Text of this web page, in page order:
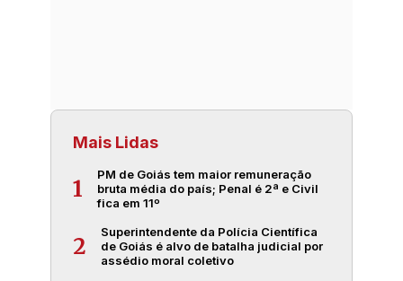
Mais Lidas
1
PM de Goiás tem maior remuneração
bruta média do país; Penal é 2ª e Civil
fica em 11º
2
Superintendente da Polícia Científica
de Goiás é alvo de batalha judicial por
assédio moral coletivo